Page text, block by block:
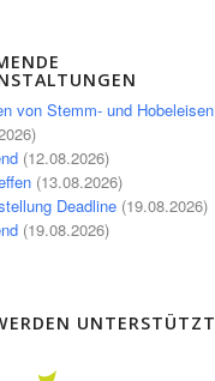
von Stemm- und Hobeleisen
(12.08.2026)
(13.08.2026)
Deadline (19.08.2026)
(19.08.2026)
UNTERSTÜTZT